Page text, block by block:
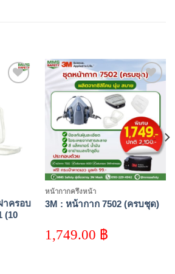
าครอบ
(10
Add to
wishlist
หน้ากากครึ่งหน้า
3M : หน้ากาก 7502 (ครบชุด)
1,749.00 ฿